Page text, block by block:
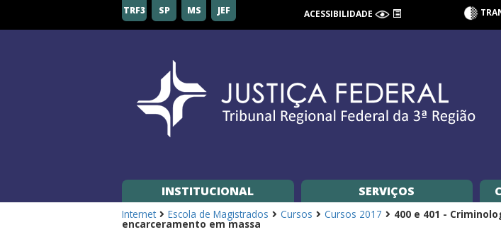
Federal
TRF3 SP MS JEF ACESSIBILIDADE
INSTITUCIONAL SERVIÇOS
Internet Escola de Magistrados Cursos Cursos 2017 400 e 401 -
encarceramento em massa